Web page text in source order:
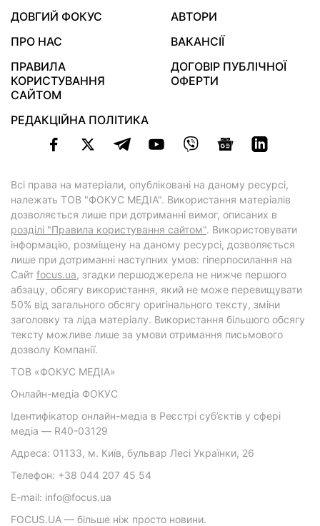
ДОВГИЙ ФОКУС
АВТОРИ
ПРО НАС
ВАКАНСІЇ
ПРАВИЛА
КОРИСТУВАННЯ
САЙТОМ
ДОГОВІР ПУБЛІЧНОЇ
ОФЕРТИ
РЕДАКЦІЙНА ПОЛІТИКА
Всі права на матеріали, опубліковані на даному ресурсі,
належать ТОВ "ФОКУС МЕДІА". Використання матеріалів
дозволяється лише при дотриманні вимог, описаних в
розділі "Правила користування сайтом". Використовувати
інформацію, розміщену на даному ресурсі, дозволяється
лише при дотриманні наступних умов: гіперпосилання на
Cайт focus.ua, згадки першоджерела не нижче першого
абзацу, обсягу використання, який не може перевищувати
50% від загального обсягу оригінального тексту, зміни
заголовку та ліда матеріалу. Використання більшого обсягу
тексту можливе лише за умови отримання письмового
дозволу Компанії.
ТОВ «ФОКУС МЕДІА»
Онлайн-медіа ФОКУС
Ідентифікатор онлайн-медіа в Реєстрі суб’єктів у сфері
медіа — R40-03129
Адреса: 01133, м. Київ, бульвар Лесі Українки, 26
Телефон: +38 044 207 45 54
E-mail: info@focus.ua
FOCUS.UA — більше ніж просто новини.